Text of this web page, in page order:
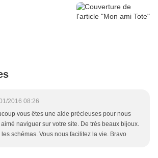
2016 08:26
vous êtes une aide précieuses pour nous
naviguer sur votre site. De très beaux bijoux.
les schémas. Vous nous facilitez la vie. Bravo